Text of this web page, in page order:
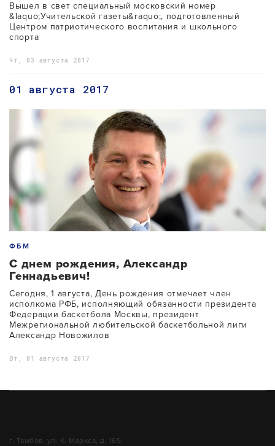
Вышел в свет специальный московский номер
&laquo;Учительской газеты&raquo;, подготовленный
Центром патриотического воспитания и школьного
спорта
Чт, 03 августа 2017
01 августа 2017
ФБМ
С днем рождения, Александр
Геннадьевич!
Сегодня, 1 августа, День рождения отмечает член
исполкома РФБ, исполняющий обязанности президента
Федерации баскетбола Москвы, президент
Межрегиональной любительской баскетбольной лиги
Александр Новожилов
Вт, 01 августа 2017
г. Тамбов, ул. К. Маркса, д. 165